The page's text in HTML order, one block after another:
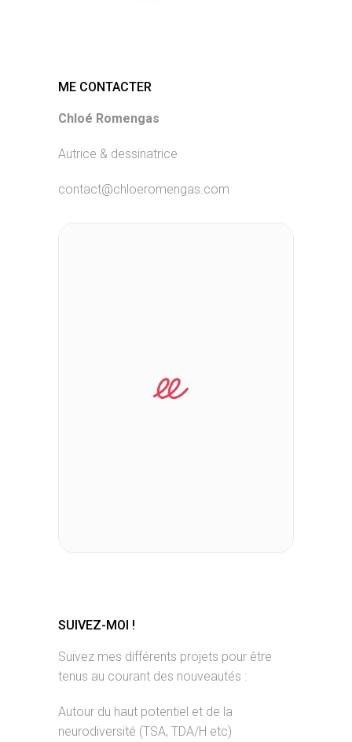
ME CONTACTER
Chloé Romengas
Autrice & dessinatrice
contact@chloeromengas.com
SUIVEZ-MOI !
Suivez mes différents projets pour être
tenus au courant des nouveautés :
Autour du haut potentiel et de la
neurodiversité (TSA, TDA/H etc)